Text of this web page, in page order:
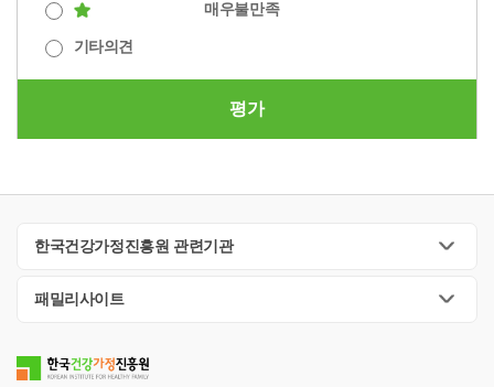
매우불만족
기타의견
평가
한국건강가정진흥원 관련기관
패밀리사이트